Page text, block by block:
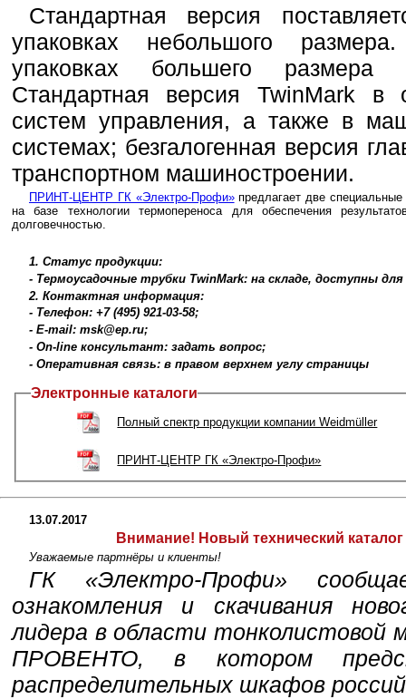
Стандартная версия
упаковках небольшого
упаковках большего размера
Стандартная версия TwinMark в
систем управления, а также в
системах; безгалогенная версия
транспортном машиностроении.
ПРИНТ-ЦЕНТР ГК «Электро-Профи»предлагает две
на базе технологии термопереноса для обеспечения
долговечностью.
1. Статус продукции:
- Термоусадочные трубки TwinMark: на складе, доступны
2. Контактная информация:
- Телефон: +7 (495) 921-03-58;
- E-mail: msk@ep.ru;
- On-line консультант: задать вопрос;
- Оперативная связь: в правом верхнем углу страницы
Электронные каталоги
Полный спектр продукции компании Weidmüller
ПРИНТ-ЦЕНТР ГК «Электро-Профи»
13.07.2017
Внимание! Новый технический
Уважаемые партнёры и клиенты!
ГК «Электро-Профи»
ознакомления и скачивания
лидера в области тонколистовой
ПРОВЕНТО, в котором
распределительных шкафов